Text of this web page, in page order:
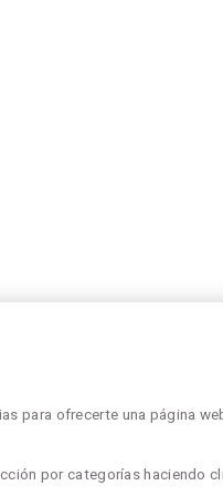
para ofrecerte una página
por categorías haciendo